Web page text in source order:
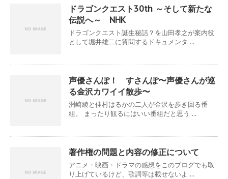
ドラゴンクエスト30th ～そして新たな
伝説へ～ NHK
ドラゴンクエスト誕生秘話？を山田孝之が案内役
として堀井雄二に質問するドキュメンタ ...
声優さんぽ！ すさんぽ〜声優さんが巡
る金沢カワイイ散歩〜
洲崎綾と佳村はるかの二人が金沢を歩き回る番
組。 まったり観るにはいい番組だと思う ...
著作権の問題と内容の修正について
アニメ・映画・ドラマの感想をこのブログでも取
り上げているけど、歌詞等は載せないよ ...